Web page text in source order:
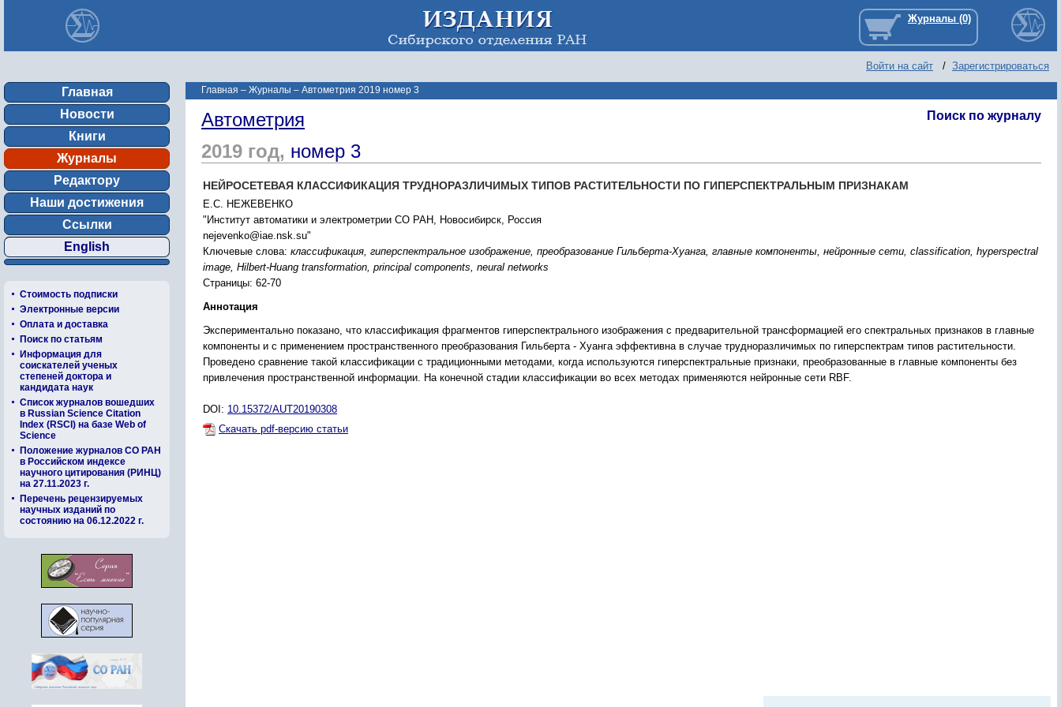
Войти на сайт / Зарегистрироваться
Главная
Новости
Книги
Журналы
Редактору
Наши достижения
Ссылки
English
Стоимость подписки
Электронные версии
Оплата и доставка
Поиск по статьям
Информация для
соискателей ученых
степеней доктора и
кандидата наук
Список журналов вошедших
в Russian Science Citation
Index (RSCI) на базе Web of
Science
Положение журналов СО РАН
в Российском индексе
научного цитирования (РИНЦ)
на 27.11.2023 г.
Перечень рецензируемых
научных изданий по
состоянию на 06.12.2022 г.
Главная – Журналы – Автометрия 2019 номер 3
Поиск по журналу
Автометрия
2019 год, номер 3
НЕЙРОСЕТЕВАЯ КЛАССИФИКАЦИЯ ТРУДНОРАЗЛИЧИМЫХ ТИПОВ РАСТИТЕЛЬНОСТИ ПО ГИПЕРСПЕКТРАЛЬНЫМ ПРИЗНАКАМ
Е.С. НЕЖЕВЕНКО
"Институт автоматики и электрометрии СО РАН, Новосибирск, Россия
nejevenko@iae.nsk.su"
Ключевые слова: классификация, гиперспектральное изображение, преобразование Гильберта-Хуанга, главные компоненты, нейронные сети, classification, hyperspectral
image, Hilbert-Huang transformation, principal components, neural networks
Страницы: 62-70
Аннотация
Экспериментально показано, что классификация фрагментов гиперспектрального изображения с предварительной трансформацией его спектральных признаков в главные
компоненты и с применением пространственного преобразования Гильберта - Хуанга эффективна в случае трудноразличимых по гиперспектрам типов растительности.
Проведено сравнение такой классификации с традиционными методами, когда используются гиперспектральные признаки, преобразованные в главные компоненты без
привлечения пространственной информации. На конечной стадии классификации во всех методах применяются нейронные сети RBF.
DOI: 10.15372/AUT20190308
Скачать pdf-версию статьи